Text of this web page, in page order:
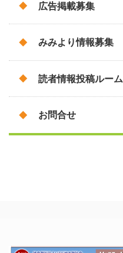
広告掲載募集
みみより情報募集
読者情報投稿ルーム
お問合せ